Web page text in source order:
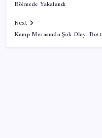
Bölmede Yakalandı
Next
Kamp Merasında Şok Olay: